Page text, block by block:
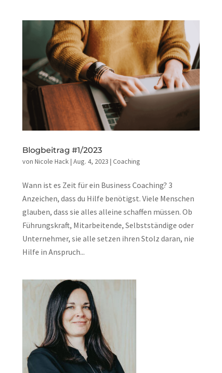
Blogbeitrag #1/2023
von Nicole Hack| Aug. 4, 2023 | Coaching
Wann ist es Zeit für ein Business Coaching? 3
Anzeichen, dass du Hilfe benötigst. Viele Menschen
glauben, dass sie alles alleine schaffen müssen. Ob
Führungskraft, Mitarbeitende, Selbstständige oder
Unternehmer, sie alle setzen ihren Stolz daran, nie
Hilfe in Anspruch...